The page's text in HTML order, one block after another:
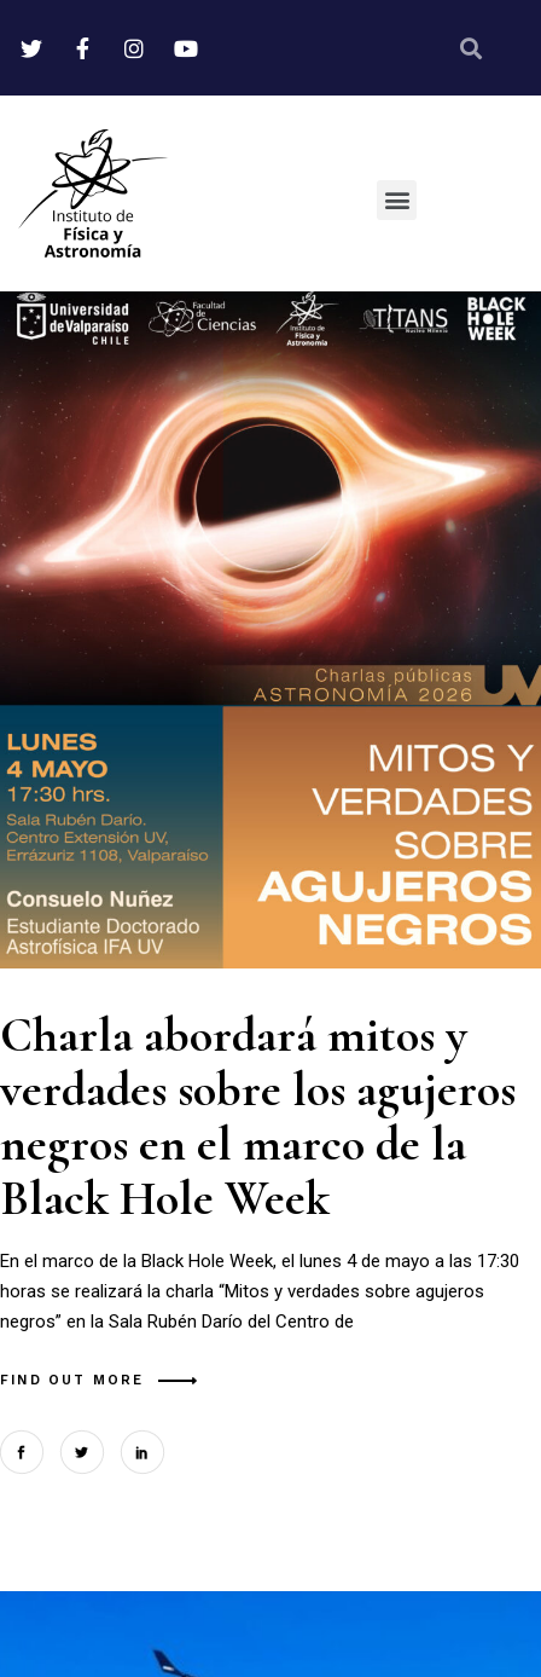
Charla abordará mitos y
verdades sobre los agujeros
negros en el marco de la
Black Hole Week
En el marco de la Black Hole Week, el lunes 4 de mayo a las 17:30
horas se realizará la charla “Mitos y verdades sobre agujeros
negros” en la Sala Rubén Darío del Centro de
FIND OUT MORE